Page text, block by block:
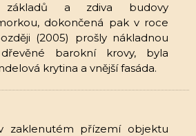
základů a zdiva budovy
dokončená pak v roce
(2005) prošly nákladnou
barokní krovy, byla
krytina a vnější fasáda.
zaklenutém přízemí objektu